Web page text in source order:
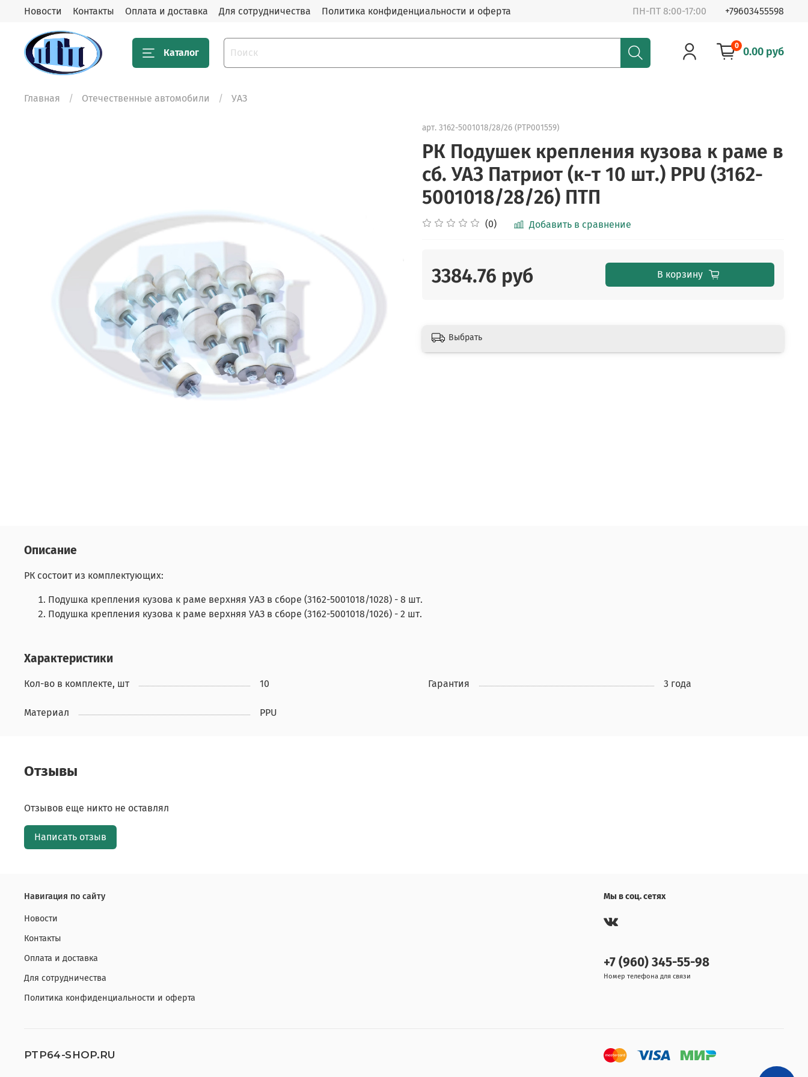
Новости Контакты Оплата и доставка Для сотрудничества Политика конфиденциальности и оферта ПН-ПТ 8:00-17:00 +79603455598
Каталог
0 0.00 руб
Главная Отечественные автомобили УАЗ
арт. 3162-5001018/28/26 (PTP001559)
РК Подушек крепления кузова к раме в
сб. УАЗ Патриот (к-т 10 шт.) PPU (3162-
5001018/28/26) ПТП
(0) Добавить в сравнение
3384.76 руб В корзину
Выбрать
Описание
РК состоит из комплектующих:
Подушка крепления кузова к раме верхняя УАЗ в сборе (3162-5001018/1028) - 8 шт.
Подушка крепления кузова к раме верхняя УАЗ в сборе (3162-5001018/1026) - 2 шт.
Характеристики
Кол-во в комплекте, шт 10 Гарантия 3 года
Материал PPU
Отзывы
Отзывов еще никто не оставлял
Написать отзыв
Навигация по сайту
Новости
Контакты
Оплата и доставка
Для сотрудничества
Политика конфиденциальности и оферта
Мы в соц. сетях
+7 (960) 345-55-98
Номер телефона для связи
PTP64-SHOP.RU